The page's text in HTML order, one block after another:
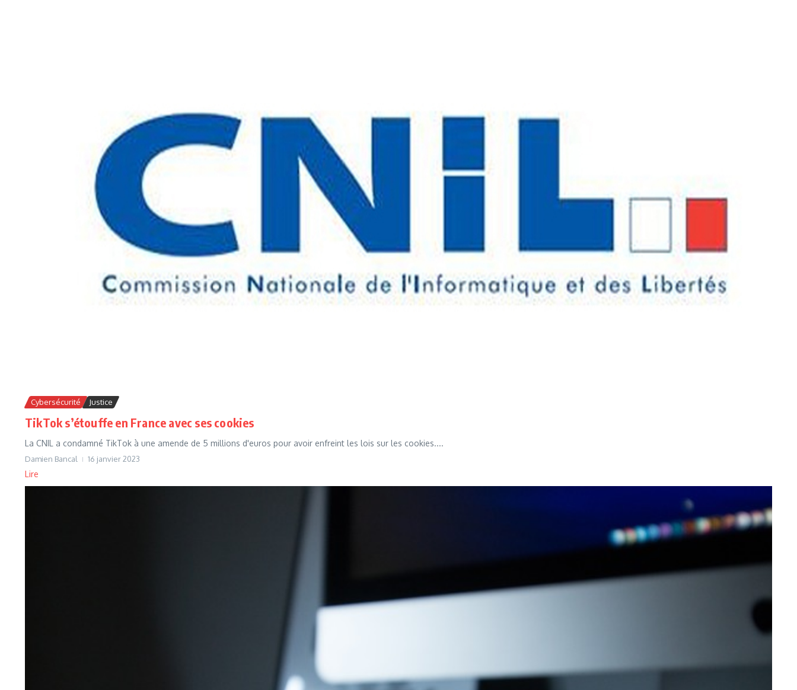
Cybersécurité Justice
TikTok s’étouffe en France avec ses cookies
La CNIL a condamné TikTok à une amende de 5 millions d'euros pour avoir enfreint les lois sur les cookies....
Damien Bancal 16 janvier 2023
Lire